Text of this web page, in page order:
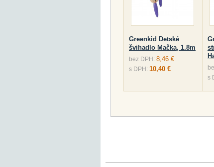
Greenkid Detské
švihadlo Mačka, 1.8m
bez DPH: 8,46 €
s DPH: 10,40 €
s